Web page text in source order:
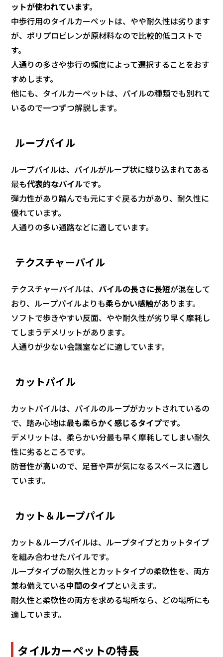
ットが使われています。
中歩行用のタイルカーペットは、やや耐久性は劣ります
が、ポリプロピレンが原材料なので比較的低コストで
す。
人通りの多さや歩行の頻度によって選択することをおす
すめします。
他にも、タイルカーペットは、パイルの種類でも別れて
いるので一つずつ解説します。
ループパイル
ループパイルは、パイルがループ状に織り込まれてある
最も代表的なパイルです。
弾力性があり踏んでも元にすぐ戻る力があり、耐久性に
優れています。
人通りの多い通路などに適しています。
テクスチャーパイル
テクスチャーパイルは、 パイルの長さに長短が混在して
おり、ループパイルよりも柔らかい感触があります。
ソフトで歩きやすい反面、やや耐久性が劣り早く摩耗し
てしまうデメリットがあります。
人通りが少ない会議室などに適しています。
カットパイル
カットパイルは、パイルのループがカットされているの
で、踏み心地は最も柔らかく感じるタイプです。
デメリットは、柔らかい分最も早く摩耗してしまい耐久
性に劣るところです。
防音性が高いので、足音や声が気になるスペースに適し
ています。
カット＆ループパイル
カット＆ループパイルは、ループタイプとカットタイプ
を組み合わせたパイルです。
ループタイプの耐久性とカットタイプの柔軟性を、両方
兼ね備えている中間のタイプといえます。
耐久性と柔軟性の両方を求める場所なら、どの場所にも
適しています。
タイルカーペットの特長